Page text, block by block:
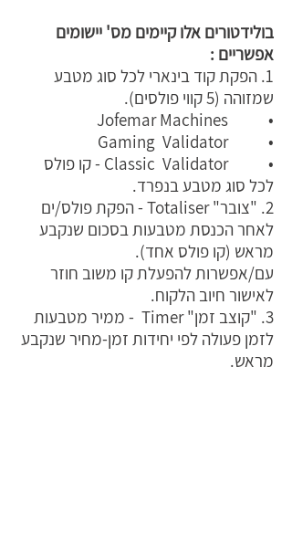
בולידטורים אלו קיימים מס' יישומים
אפשריים :
1. הפקת קוד בינארי לכל סוג מטבע
שמזוהה (5 קווי פולסים).
• Jofemar Machines
• Gaming Validator
• Classic Validator - קו פולס
לכל סוג מטבע בנפרד.
2. "צובר" Totaliser - הפקת פולס/ים
לאחר הכנסת מטבעות בסכום שנקבע
מראש (קו פולס אחד).
עם/אפשרות להפעלת קו משוב חוזר
לאישור חיוב הלקוח.
3. "קוצב זמן" Timer - ממיר מטבעות
לזמן פעולה לפי יחידות זמן-מחיר שנקבע
מראש.